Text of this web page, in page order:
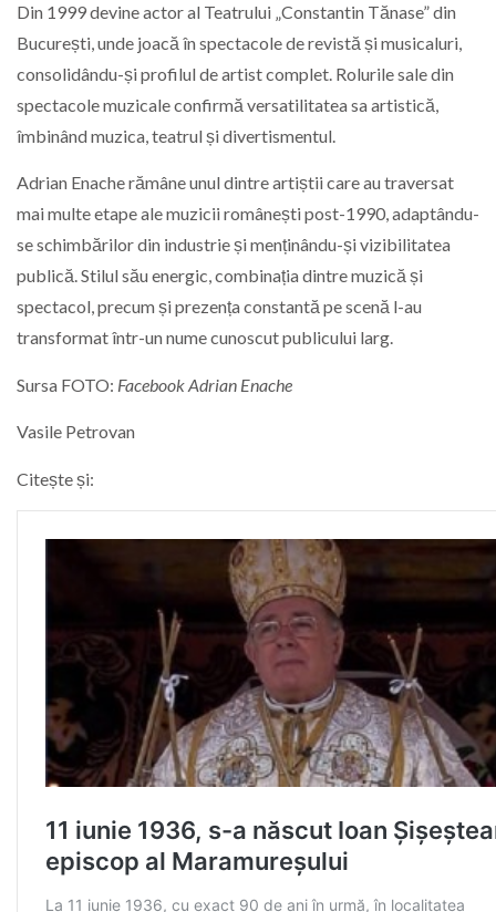
Din 1999 devine actor al Teatrului „Constantin Tănase” din
București, unde joacă în spectacole de revistă și musicaluri,
consolidându-și profilul de artist complet. Rolurile sale din
spectacole muzicale confirmă versatilitatea sa artistică,
îmbinând muzica, teatrul și divertismentul.
Adrian Enache rămâne unul dintre artiștii care au traversat
mai multe etape ale muzicii românești post-1990, adaptându-
se schimbărilor din industrie și menținându-și vizibilitatea
publică. Stilul său energic, combinația dintre muzică și
spectacol, precum și prezența constantă pe scenă l-au
transformat într-un nume cunoscut publicului larg.
Sursa FOTO: Facebook Adrian Enache
Vasile Petrovan
Citește și: